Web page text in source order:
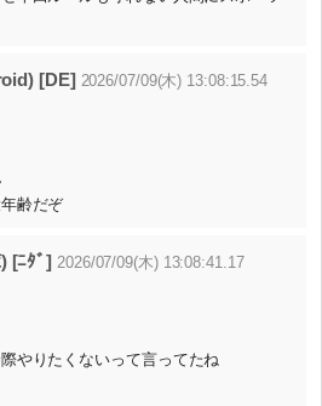
[DE] 2026/07/09(木) 13:08:15.54
齢だぞ
[ﾆﾀﾞ] 2026/07/09(木) 13:08:41.17
やりたくないって言ってたね